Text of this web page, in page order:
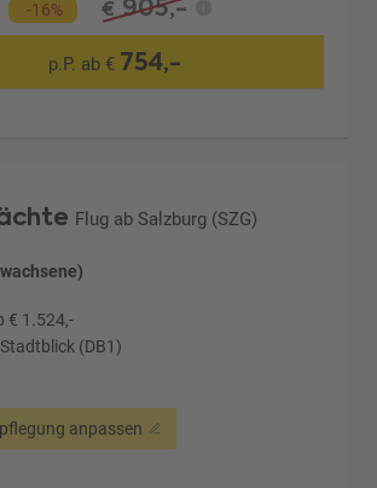
-16% € 905,-
p.P. ab € 754,-
Flug ab Salzburg (SZG)
€ 1.524,-
(DB1)
anpassen